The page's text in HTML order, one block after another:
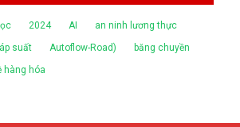
2024 AI
an ninh lương thực
áp suất Autoflow-Road)
băng chuyền
hàng hóa